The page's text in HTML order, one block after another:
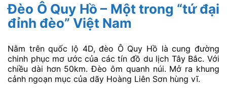
Đèo Ô Quy Hồ – Một trong “tứ đại
đỉnh đèo” Việt Nam
Nằm trên quốc lộ 4D, đèo Ô Quy Hồ là cung đường
chinh phục mơ ước của các tín đồ du lịch Tây Bắc. Với
chiều dài hơn 50km. Đèo ôm quanh núi. Mở ra khung
cảnh ngoạn mục của dãy Hoàng Liên Sơn hùng vĩ.